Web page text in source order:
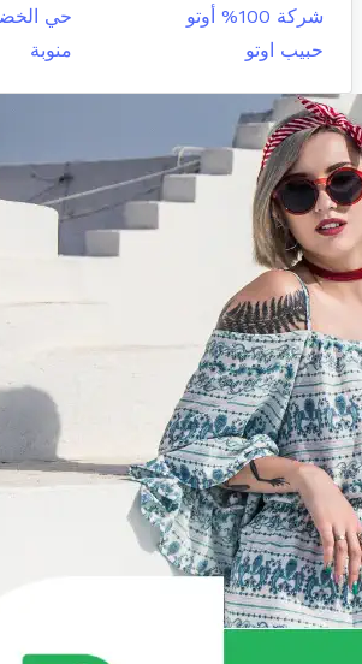
شركة 100% أوتو
حي
حبيب اوتو
منوبة